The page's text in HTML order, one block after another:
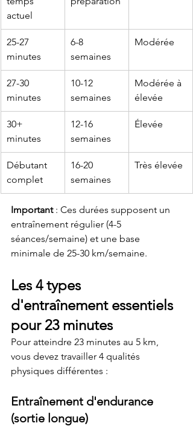
actuel
25-27
minutes
6-8
semaines
Modérée
27-30
minutes
10-12
semaines
Modérée à
élevée
30+
minutes
12-16
semaines
Élevée
Débutant
complet
16-20
semaines
Très élevée
Important : Ces durées supposent un
entraînement régulier (4-5
séances/semaine) et une base
minimale de 25-30 km/semaine.
Les 4 types
d'entraînement essentiels
pour 23 minutes
Pour atteindre 23 minutes au 5 km,
vous devez travailler 4 qualités
physiques différentes :
Entraînement d'endurance
(sortie longue)